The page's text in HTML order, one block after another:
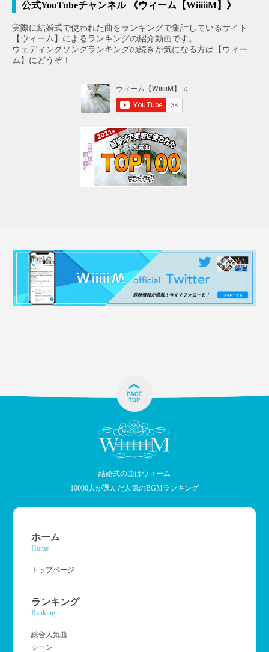
公式YouTubeチャンネル 《ウィーム【WiiiiiM】》
実際に結婚式で使われた曲をランキングで集計しているサイト
【ウィーム】によるランキングの紹介動画です。
ウェディングソングランキングの続きが気になる方は【ウィー
ム】にどうぞ！
結婚式の曲はウィーム
10000人が選んだ人気のBGMランキング
ホーム
Home
トップページ
ランキング
Ranking
総合人気曲
シーン